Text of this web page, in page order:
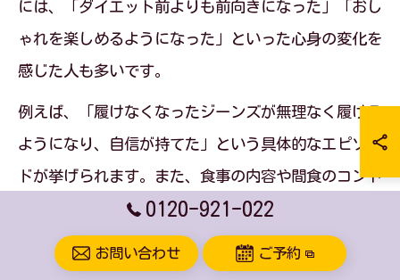
には、「ダイエット前よりも前向きになった」「おし
ゃれを楽しめるようになった」といった心身の変化を
感じた人も多いです。
例えば、「履けなくなったジーンズが無理なく履ける
ようになり、自信が持てた」という具体的なエピソー
ドが挙げられます。また、食事の内容や間食のコント
ロールがしやすくなり、家族や周囲からも「痩せた
ね」と言われることでモチベーションが維持しやすい
点も特徴です。
0120-921-022
お問い合わせ ご予約